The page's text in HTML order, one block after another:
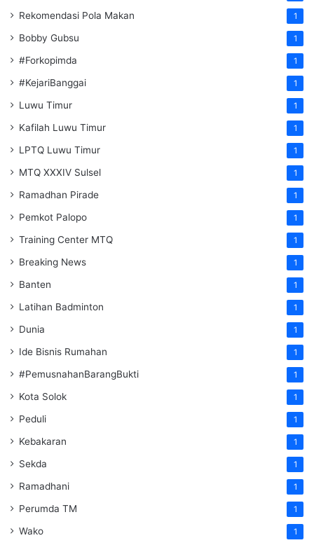
Rekomendasi Pola Makan 1
Bobby Gubsu 1
#Forkopimda 1
#KejariBanggai 1
Luwu Timur 1
Kafilah Luwu Timur 1
LPTQ Luwu Timur 1
MTQ XXXIV Sulsel 1
Ramadhan Pirade 1
Pemkot Palopo 1
Training Center MTQ 1
Breaking News 1
Banten 1
Latihan Badminton 1
Dunia 1
Ide Bisnis Rumahan 1
#PemusnahanBarangBukti 1
Kota Solok 1
Peduli 1
Kebakaran 1
Sekda 1
Ramadhani 1
Perumda TM 1
Wako 1